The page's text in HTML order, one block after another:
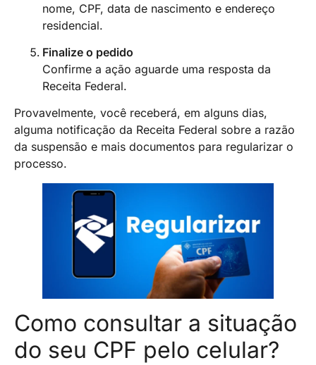
nome, CPF, data de nascimento e endereço
residencial.
Finalize o pedido
Confirme a ação aguarde uma resposta da
Receita Federal.
Provavelmente, você receberá, em alguns dias,
alguma notificação da Receita Federal sobre a razão
da suspensão e mais documentos para regularizar o
processo.
Como consultar a situação
do seu CPF pelo celular?